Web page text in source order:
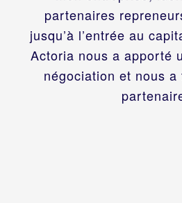
partenaires
jusqu’à l’entrée au
Actoria nous a apporté
négociation et nous a